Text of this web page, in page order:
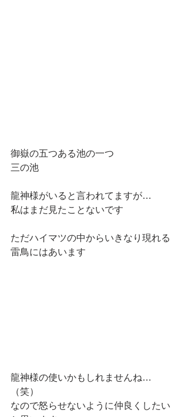
御嶽の五つある池の一つ
三の池
龍神様がいると言われてますが…
私はまだ見たことないです
ただハイマツの中からいきなり現れる
雷鳥にはあいます
龍神様の使いかもしれませんね…
（笑）
なので怒らせないように仲良くしたい